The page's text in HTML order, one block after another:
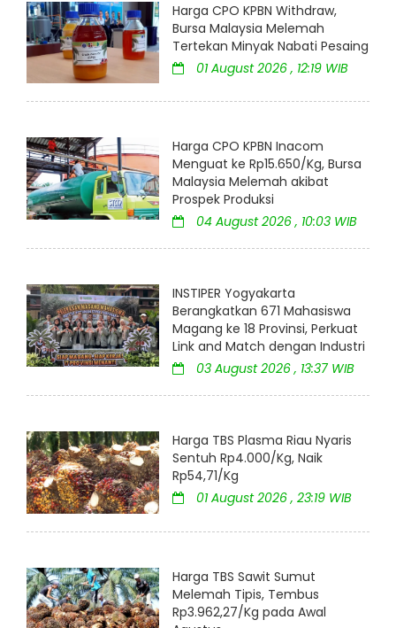
Harga CPO KPBN Withdraw,
Bursa Malaysia Melemah
Tertekan Minyak Nabati Pesaing
01 August 2026 , 12:19 WIB
Harga CPO KPBN Inacom
Menguat ke Rp15.650/Kg, Bursa
Malaysia Melemah akibat
Prospek Produksi
04 August 2026 , 10:03 WIB
INSTIPER Yogyakarta
Berangkatkan 671 Mahasiswa
Magang ke 18 Provinsi, Perkuat
Link and Match dengan Industri
03 August 2026 , 13:37 WIB
Harga TBS Plasma Riau Nyaris
Sentuh Rp4.000/Kg, Naik
Rp54,71/Kg
01 August 2026 , 23:19 WIB
Harga TBS Sawit Sumut
Melemah Tipis, Tembus
Rp3.962,27/Kg pada Awal